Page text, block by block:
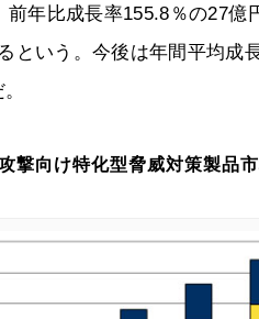
前年比成長率155.8％の27
という。今後は年間平均成
撃向け特化型脅威対策製品